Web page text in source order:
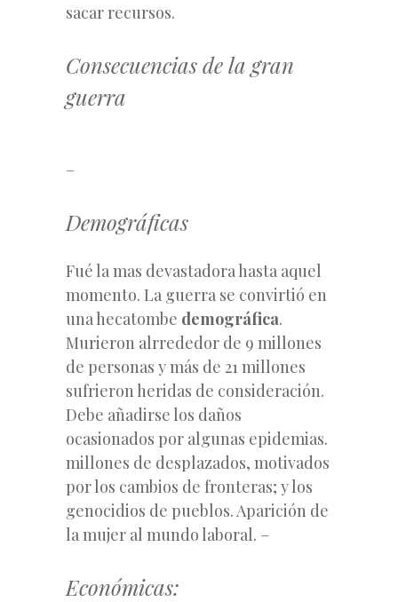
sacar recursos.
Consecuencias de la gran
guerra
–
Demográficas
Fué la mas devastadora hasta aquel
momento. La guerra se convirtió en
una hecatombe demográfica.
Murieron alrrededor de 9 millones
de personas y más de 21 millones
sufrieron heridas de consideración.
Debe añadirse los daños
ocasionados por algunas epidemias.
millones de desplazados, motivados
por los cambios de fronteras; y los
genocidios de pueblos.Aparición de
la mujer al mundo laboral. –
Económicas: